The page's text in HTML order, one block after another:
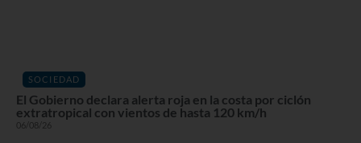
SOCIEDAD
El Gobierno declara alerta roja en la costa por ciclón
extratropical con vientos de hasta 120 km/h
06/08/26